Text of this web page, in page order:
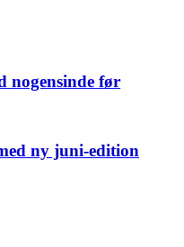
nogensinde før
ny juni-edition